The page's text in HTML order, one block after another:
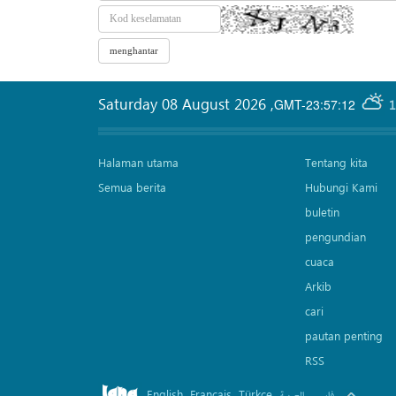
GMT-23:57:12
Saturday 08 August 2026 ,
Halaman utama
Semua berita
Tentang kita
Hubungi Kami
buletin
pengundian
cuaca
Arkib
cari
pautan penting
RSS